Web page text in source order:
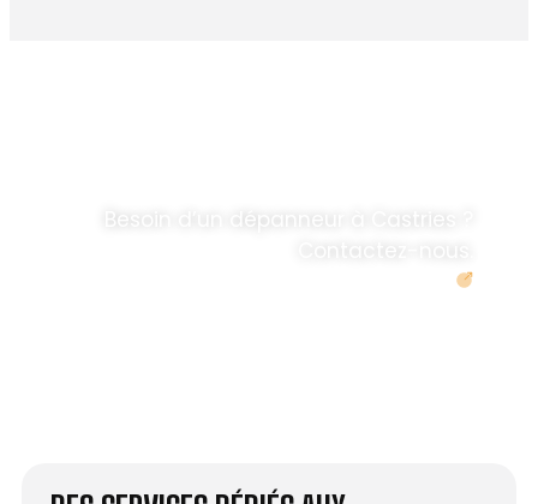
Besoin d’un dépanneur à Castries ?